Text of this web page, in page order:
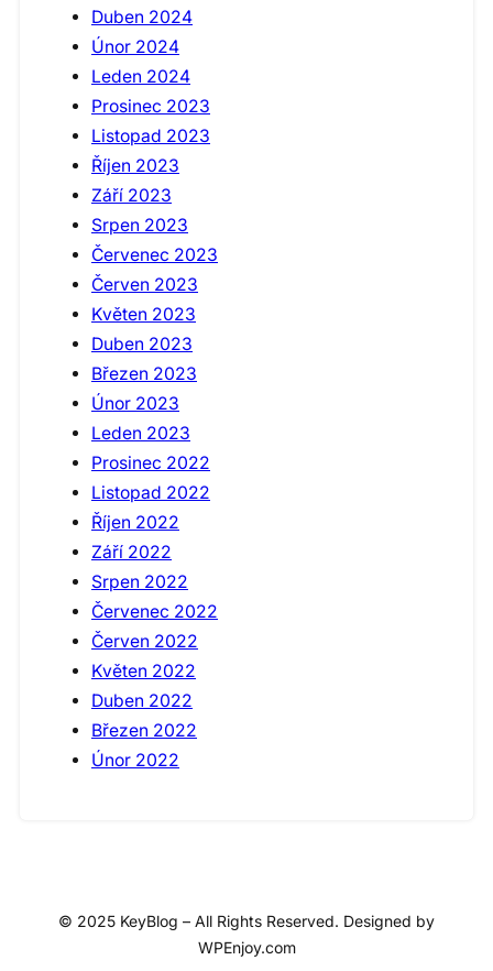
Duben 2024
Únor 2024
Leden 2024
Prosinec 2023
Listopad 2023
Říjen 2023
Září 2023
Srpen 2023
Červenec 2023
Červen 2023
Květen 2023
Duben 2023
Březen 2023
Únor 2023
Leden 2023
Prosinec 2022
Listopad 2022
Říjen 2022
Září 2022
Srpen 2022
Červenec 2022
Červen 2022
Květen 2022
Duben 2022
Březen 2022
Únor 2022
© 2025 KeyBlog – All Rights Reserved. Designed by
WPEnjoy.com